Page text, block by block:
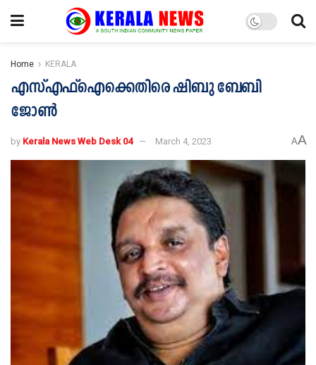
Home KERALA
എസ്എഫ്ഐക്കെതിരെ ഷിബു ബേബി
ജോണ്‍
by Kerala News Web Desk 04 March 4, 2023 AA